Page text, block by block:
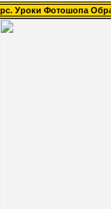
Уроки Фотошопа